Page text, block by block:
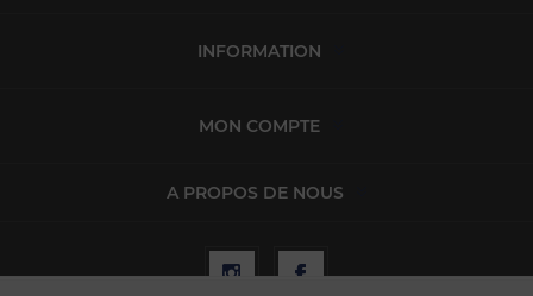
INFORMATION
MON COMPTE
A PROPOS DE NOUS